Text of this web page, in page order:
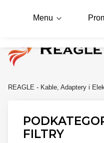
Menu
REAGLE - Kable, Adaptery i
FILTRY